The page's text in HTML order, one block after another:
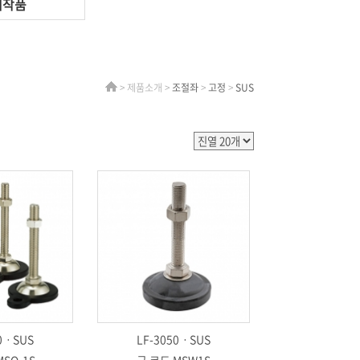
품
> 제품소개 >조절좌>고정 >SUS
SUS
LF-3050ㆍSUS